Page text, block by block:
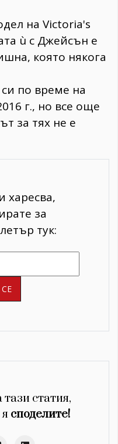
на Victoria's
ù с Джейсън е
която някога
по време на
г., но все още
за тях не е
харесва,
за
тук:
статия,
споделите!